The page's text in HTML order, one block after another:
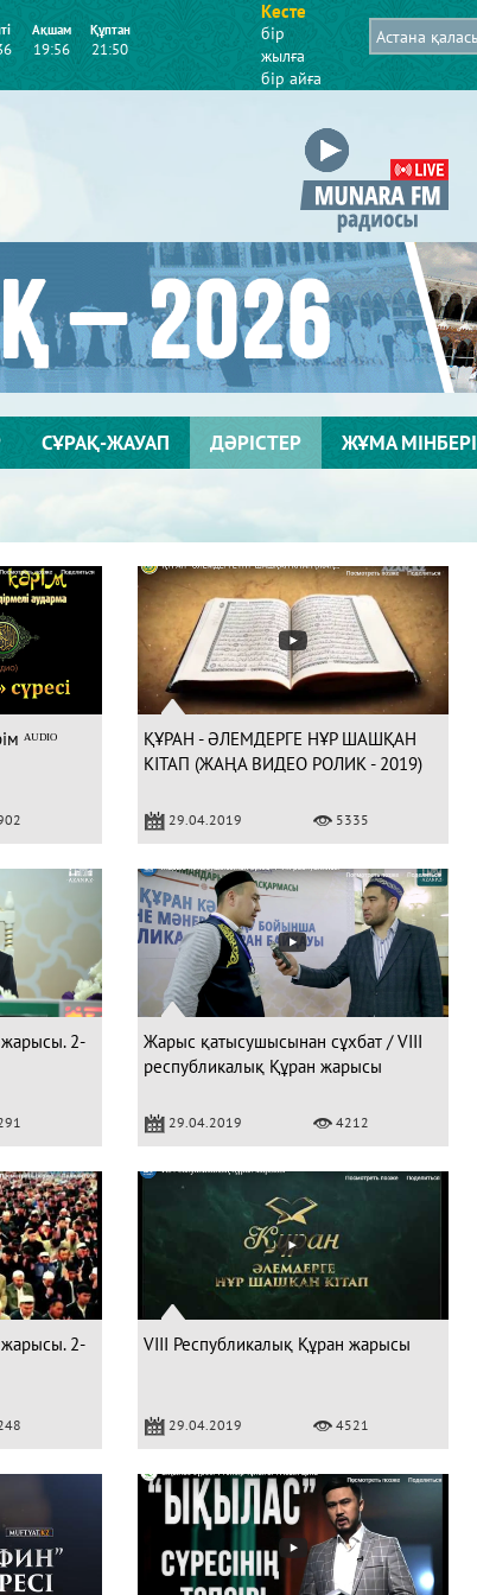
Ақшам
19:56
Құптан
21:50
Кесте
бір
жылға
бір айға
СҰРАҚ-ЖАУАП ДӘРІСТЕР ЖҰМА МІНБЕРІ
ᴬᵁᴰᴵᴼ
ҚҰРАН - ӘЛЕМДЕРГЕ НҰР ШАШҚАН
КІТАП (ЖАҢА ВИДЕО РОЛИК - 2019)
29.04.2019 5335
2-
Жарыс қатысушысынан сұхбат / VIII
республикалық Құран жарысы
29.04.2019 4212
2-
VIII Республикалық Құран жарысы
29.04.2019 4521